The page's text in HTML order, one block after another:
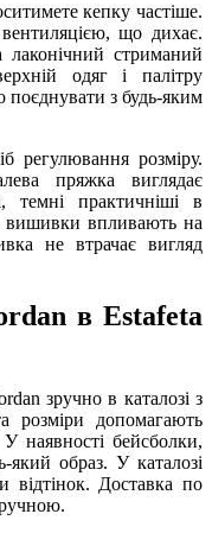
кепку частіше.
що дихає.
лаконічний стриманий
одяг і палітру
поєднувати з будь-яким
регулювання розміру.
пряжка виглядає
темні практичніші в
вишивки впливають на
не втрачає вигляд
в Estafeta
зручно в каталозі з
розміри допомагають
наявності бейсболки,
який образ. У каталозі
відтінок. Доставка по